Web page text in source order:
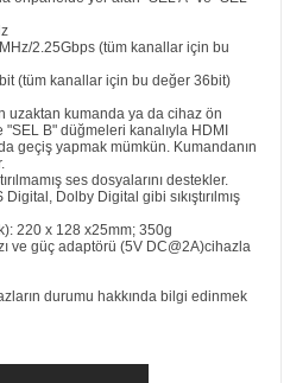
2.25Gbps (tüm kanallar için bu
(tüm kanallar için bu değer 36bit)
uzaktan kumanda ya da cihaz ön
B" düğmeleri kanalıyla HDMI
geçiş yapmak mümkün. Kumandanın
ses dosyalarını destekler.
Dolby Digital gibi sıkıştırılmış
220 x 128 x25mm; 350g
ve güç adaptörü (5V DC@2A)cihazla
durumu hakkında bilgi edinmek